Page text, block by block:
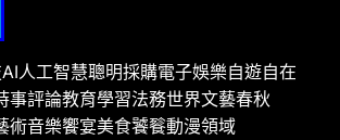
AI人工智慧聰明採購電子娛樂自遊自在
事評論教育學習法務世界文藝春秋
術音樂饗宴美食饕餮動漫領域